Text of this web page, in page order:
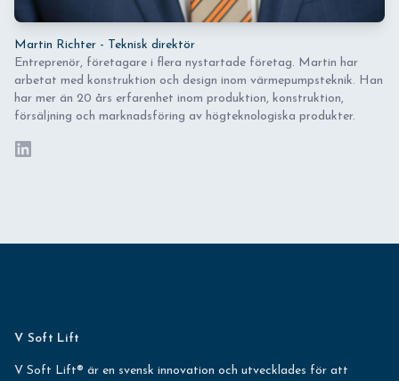
Martin Richter - Teknisk direktör
Entreprenör, företagare i flera nystartade företag. Martin har
arbetat med konstruktion och design inom värmepumpsteknik. Han
har mer än 20 års erfarenhet inom produktion, konstruktion,
försäljning och marknadsföring av högteknologiska produkter.
LinkedIn
V Soft Lift
V Soft Lift® är en svensk innovation och utvecklades för att